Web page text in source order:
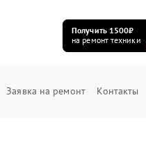
Получить 1500₽
на ремонт техники
Заявка на ремонт Контакты